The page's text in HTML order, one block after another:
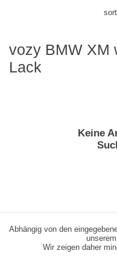
vozy BMW XM
Lack
Keine
Abhängig von den
Wir zeigen daher